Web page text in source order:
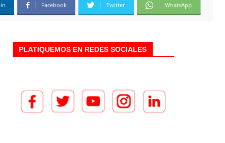
Facebook Twitter WhatsApp
PLATIQUEMOS EN REDES SOCIALES